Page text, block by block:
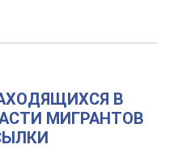
В
МИГРАНТОВ